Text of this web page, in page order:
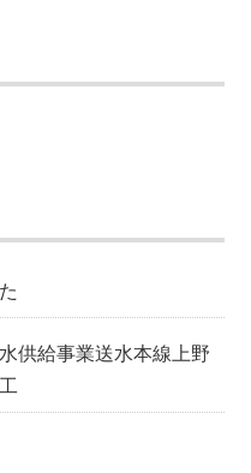
供給事業送水本線上野